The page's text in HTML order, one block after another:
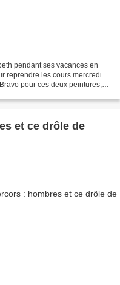
pendant ses vacances en
reprendre les cours mercredi
pour ces deux peintures,
et ce drôle de